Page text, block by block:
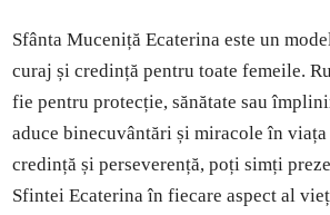
Sfânta Muceniță Ecaterina este un
curaj și credință pentru toate femeile.
fie pentru protecție, sănătate sau
aduce binecuvântări și miracole în
credință și perseverență, poți simți
Sfintei Ecaterina în fiecare aspect al